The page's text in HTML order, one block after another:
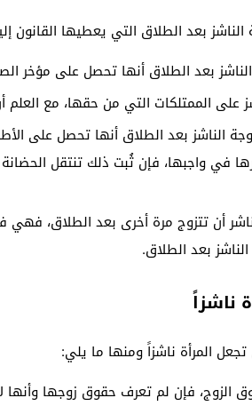
بعد الطلاق التي يعطيها القانون
بعد الطلاق أنها تحصل على مؤخر
على الممتلكات التي من حقها، مع العلم
الناشز بعد الطلاق أنها تحصل على
في واجبها، فإن ثُبت ذلك تنتقل
أن تتزوج مرة أخرى بعد الطلاق،
بعد الطلاق.
ناشزاً
المرأة ناشزاً ومنها ما يلي:
الزوج، فإن لم تعرف حقوق زوجها